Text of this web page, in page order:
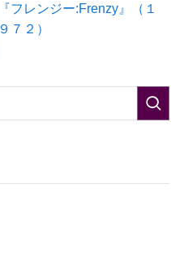
『フレンジー:Frenzy』（１
９７２）